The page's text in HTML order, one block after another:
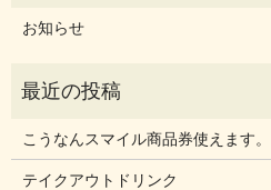
お知らせ
こうなんスマイル商品券使えます。
テイクアウトドリンク